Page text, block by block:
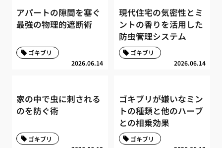
アパートの隙間を塞ぐ
最強の物理的遮断術
2026.06.14
ゴキブリ
現代住宅の気密性とミ
ントの香りを活用した
防虫管理システム
2026.06.14
ゴキブリ
家の中で虫に刺される
のを防ぐ術
ゴキブリ
ゴキブリが嫌いなミン
トの種類と他のハーブ
との相乗効果
ゴキブリ